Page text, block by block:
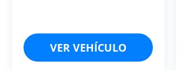
VER VEHÍCULO